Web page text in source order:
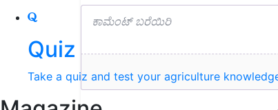
Quiz
Take a quiz and test your agriculture